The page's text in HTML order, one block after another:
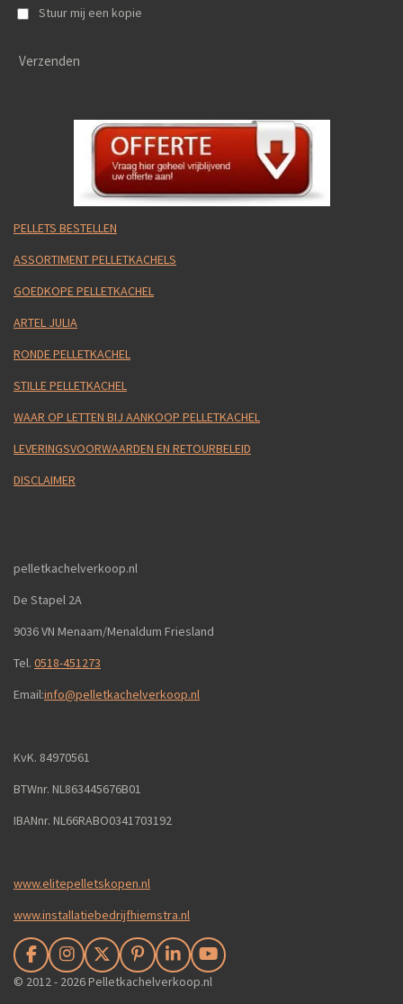
Stuur mij een kopie
Verzenden
PELLETS BESTELLEN
ASSORTIMENT PELLETKACHELS
GOEDKOPE PELLETKACHEL
ARTEL JULIA
RONDE PELLETKACHEL
STILLE PELLETKACHEL
WAAR OP LETTEN BIJ AANKOOP PELLETKACHEL
LEVERINGSVOORWAARDEN EN RETOURBELEID
DISCLAIMER
pelletkachelverkoop.nl
De Stapel 2A
9036 VN Menaam/Menaldum Friesland
Tel. 0518-451273
Email:info@pelletkachelverkoop.nl
KvK. 84970561
BTWnr. NL863445676B01
IBANnr. NL66RABO0341703192
www.elitepelletskopen.nl
www.installatiebedrijfhiemstra.nl
F
a
I
n
X
P
i
L
i
Y
o
© 2012 - 2026 Pelletkachelverkoop.nl